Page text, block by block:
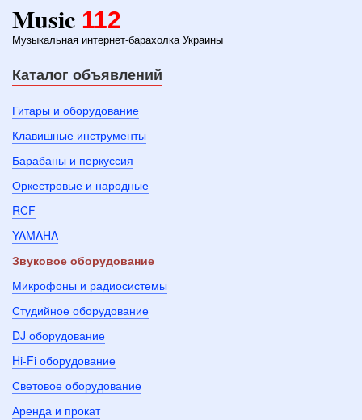
Music 112
Музыкальная интернет-барахолка Украины
Каталог объявлений
Гитары и оборудование
Клавишные инструменты
Барабаны и перкуссия
Оркестровые и народные
RCF
YAMAHA
Звуковое оборудование
Микрофоны и радиосистемы
Студийное оборудование
DJ оборудование
Hi-Fi оборудование
Световое оборудование
Аренда и прокат